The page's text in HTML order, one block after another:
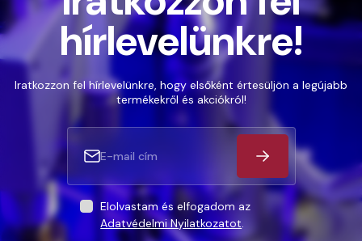
hírlevelünkre!
Iratkozzon fel hírlevelünkre, hogy elsőként értesüljön a legújabb
termékekről és akciókról!
Elolvastam és elfogadom az
Adatvédelmi Nyilatkozatot.